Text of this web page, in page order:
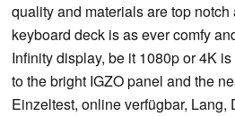
quality and materials are top
keyboard deck is as ever comfy
Infinity display, be it 1080p or 4K
to the bright IGZO panel and the
Einzeltest, online verfügbar, Lang,